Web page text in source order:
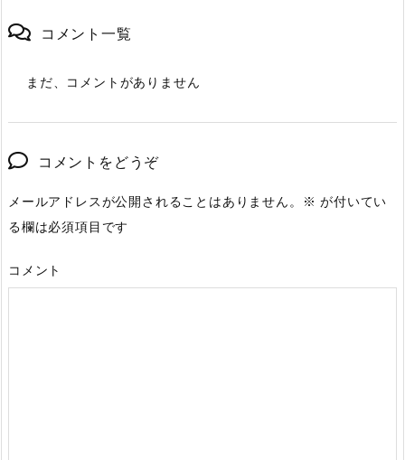
コメント一覧
まだ、コメントがありません
コメントをどうぞ
メールアドレスが公開されることはありません。 ※ が付いてい
る欄は必須項目です
コメント